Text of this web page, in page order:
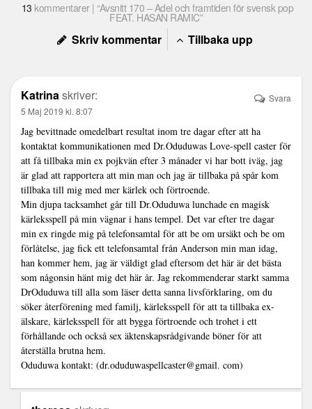
13 kommentarer | “Avsnitt 170 – Adel och framtiden för svensk pop
FEAT. HASAN RAMIC”
Skriv kommentar Tillbaka upp
Katrinaskriver:
5 Maj 2019 kl. 8:07
Jag bevittnade omedelbart resultat inom tre dagar efter att ha
kontaktat kommunikationen med Dr.Oduduwas Love-spell caster för
att få tillbaka min ex pojkvän efter 3 månader vi har bott iväg, jag
är glad att rapportera att min man och jag är tillbaka på spår kom
tillbaka till mig med mer kärlek och förtroende.
Min djupa tacksamhet går till Dr.Oduduwa lunchade en magisk
kärleksspell på min vägnar i hans tempel. Det var efter tre dagar
min ex ringde mig på telefonsamtal för att be om ursäkt och be om
förlåtelse, jag fick ett telefonsamtal från Anderson min man idag,
han kommer hem, jag är väldigt glad eftersom det här är det bästa
som någonsin hänt mig det här år. Jag rekommenderar starkt samma
DrOduduwa till alla som läser detta sanna livsförklaring, om du
söker återförening med familj, kärleksspell för att ta tillbaka ex-
älskare, kärleksspell för att bygga förtroende och trohet i ett
förhållande och också sex äktenskapsrådgivande böner för att
återställa brutna hem.
Oduduwa kontakt: (dr.oduduwaspellcaster@gmail. com)
Svara